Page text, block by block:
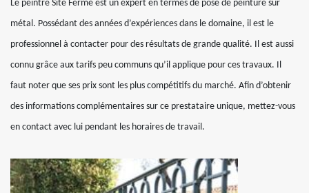
Le peintre Site Fermé est un expert en termes de pose de peinture sur
métal. Possédant des années d’expériences dans le domaine, il est le
professionnel à contacter pour des résultats de grande qualité. Il est aussi
connu grâce aux tarifs peu communs qu’il applique pour ces travaux. Il
faut noter que ses prix sont les plus compétitifs du marché. Afin d’obtenir
des informations complémentaires sur ce prestataire unique, mettez-vous
en contact avec lui pendant les horaires de travail.